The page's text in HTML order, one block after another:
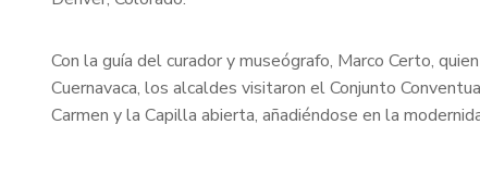
Con la guía del curador y museógrafo, Marco Certo,
Cuernavaca, los alcaldes visitaron el Conjunto
Carmen y la Capilla abierta, añadiéndose en la